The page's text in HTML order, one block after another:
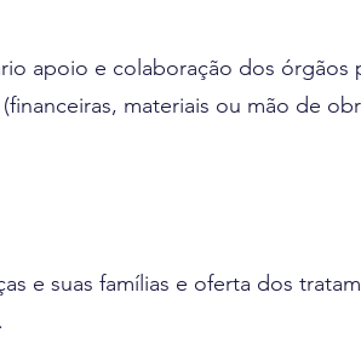
apoio e colaboração dos
materiais ou mão de
e suas famílias e oferta dos